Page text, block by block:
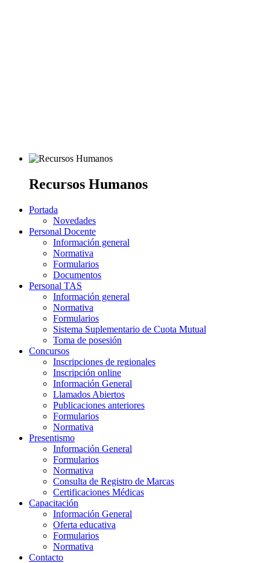
Recursos Humanos
Portada
Novedades
Personal Docente
Información general
Normativa
Formularios
Documentos
Personal TAS
Información general
Normativa
Formularios
Sistema Suplementario de Cuota Mutual
Toma de posesión
Concursos
Inscripciones de regionales
Inscripción online
Información General
Llamados Abiertos
Publicaciones anteriores
Formularios
Normativa
Presentismo
Información General
Formularios
Normativa
Consulta de Registro de Marcas
Certificaciones Médicas
Capacitación
Información General
Oferta educativa
Formularios
Normativa
Contacto